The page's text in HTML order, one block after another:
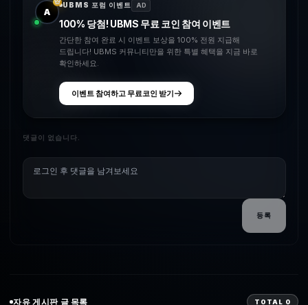
A
UBMS 포럼 이벤트 AD
100% 당첨! UBMS 무료 코인 참여 이벤트
간단한 참여 완료 시 이벤트 보상을 100% 전원 지급해
드립니다! UBMS 커뮤니티만을 위한 특별 혜택을 지금 바로
확인하세요.
이벤트 참여하고 무료코인 받기
댓글이 없습니다.
등록
자유 게시판 글 목록 TOTAL 0